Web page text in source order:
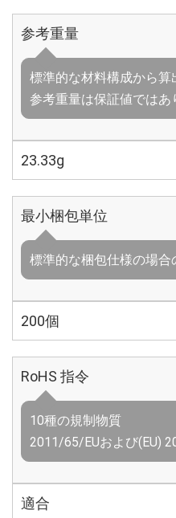
参考重量
標準的な材料構成から算
参考重量は保証値ではあ
23.33g
最小梱包単位
標準的な梱包仕様の場合
200個
RoHS 指令
10種の規制物質
2011/65/EUおよび(EU)
適合